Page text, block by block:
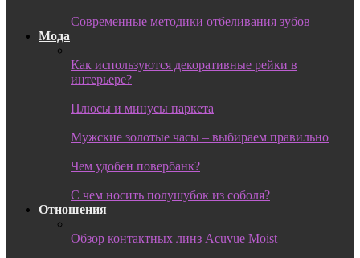
Современные методики отбеливания зубов
Мода
Как используются декоративные рейки в
интерьере?
Плюсы и минусы паркета
Мужские золотые часы – выбираем правильно
Чем удобен повербанк?
С чем носить полушубок из соболя?
Отношения
Обзор контактных линз Acuvue Moist